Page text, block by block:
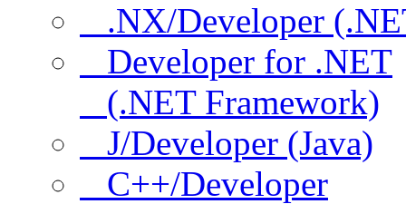
.NX/Developer
Developer for .NET
(.NET Framework)
J/Developer (Java)
C++/Developer